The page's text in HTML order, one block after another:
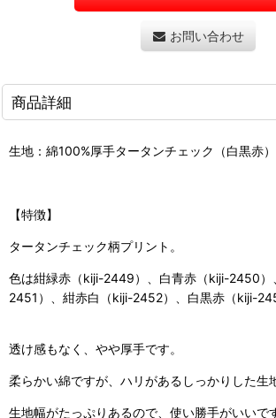
お問い合わせ
商品詳細
生地：綿100%厚手タータンチェック（白黒赤）
【特徴】
タータンチェック柄プリント。
色は紺緑赤（kiji-2449）、白青赤（kiji-2450）
2451）、紺赤白（kiji-2452）、白黒赤（kiji-
透け感もなく、やや厚手です。
柔らかい綿ですが、ハリがあるしっかりした生
生地幅がたっぷりあるので、使い勝手がいいで